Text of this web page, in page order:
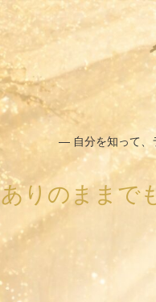
― 自分を知って、
ありのままで